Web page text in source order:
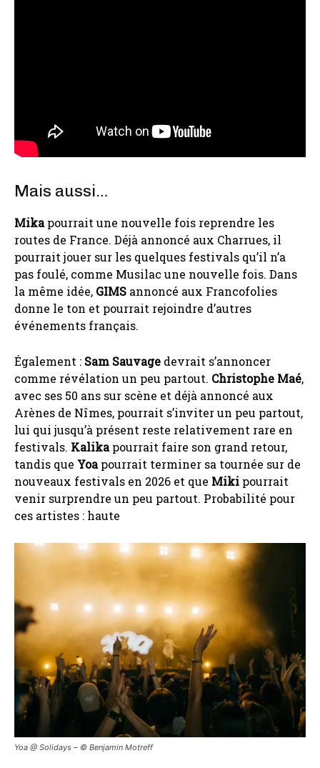
Mais aussi…
Mikapourrait une nouvelle fois reprendre les
routes de France. Déjà annoncé aux Charrues, il
pourrait jouer sur les quelques festivals qu’il n’a
pas foulé, comme Musilac une nouvelle fois. Dans
la même idée, GIMS annoncé aux Francofolies
donne le ton et pourrait rejoindre d’autres
événements français.
Également : Sam Sauvage devrait s’annoncer
comme révélation un peu partout. Christophe Maé,
avec ses 50 ans sur scène et déjà annoncé aux
Arènes de Nîmes, pourrait s’inviter un peu partout,
lui qui jusqu’à présent reste relativement rare en
festivals. Kalikapourrait faire son grand retour,
tandis que Yoapourrait terminer sa tournée sur de
nouveaux festivals en 2026 et que Miki pourrait
venir surprendre un peu partout. Probabilité pour
ces artistes : haute
Yoa @ Solidays – ©️ Benjamin Motreff